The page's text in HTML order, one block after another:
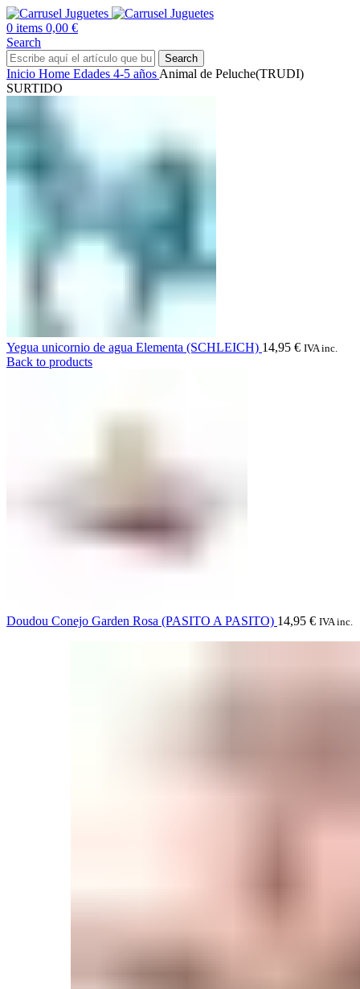
0 items 0,00 €
Search
Search
Inicio Home Edades 4-5 años Animal de Peluche(TRUDI)
SURTIDO
Yegua unicornio de agua Elementa (SCHLEICH) 14,95 € IVA inc.
Back to products
Doudou Conejo Garden Rosa (PASITO A PASITO) 14,95 € IVA inc.